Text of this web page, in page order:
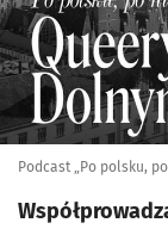
Podcast „Po polsku,